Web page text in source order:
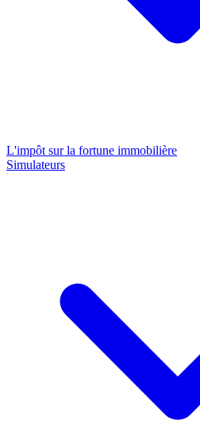
L'impôt sur la fortune immobilière
Simulateurs